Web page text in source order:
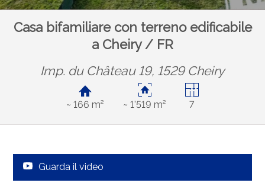
Casa bifamiliare con terreno edificabile
a Cheiry / FR
Imp. du Château 19, 1529 Cheiry
~ 166 m² ~ 1'519 m² 7
Guarda il video